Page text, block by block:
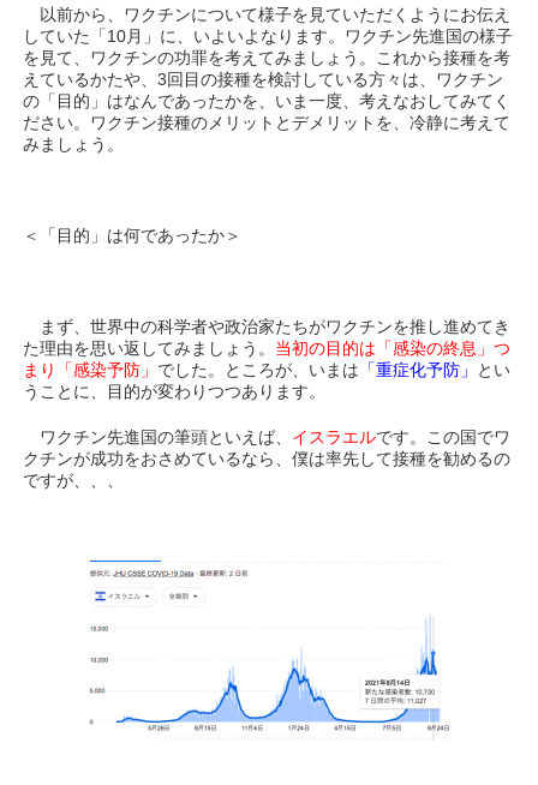
以前から、ワクチンについて様子を見ていただくようにお伝え
していた「10月」に、いよいよなります。ワクチン先進国の様子
を見て、ワクチンの功罪を考えてみましょう。これから接種を考
えているかたや、3回目の接種を検討している方々は、ワクチン
の「目的」はなんであったかを、いま一度、考えなおしてみてく
ださい。ワクチン接種のメリットとデメリットを、冷静に考えて
みましょう。
＜「目的」は何であったか＞
まず、世界中の科学者や政治家たちがワクチンを推し進めてき
た理由を思い返してみましょう。 当初の目的は「感染の終息」つ
まり「感染予防」 でした。ところが、いまは 「重症化予防」 とい
うことに、目的が変わりつつあります。
ワクチン先進国の筆頭といえば、 イスラエルです。この国でワ
クチンが成功をおさめているなら、僕は率先して接種を勧めるの
ですが、、、